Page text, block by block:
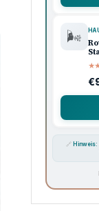
🌬️
★
🔗 Hinweis: